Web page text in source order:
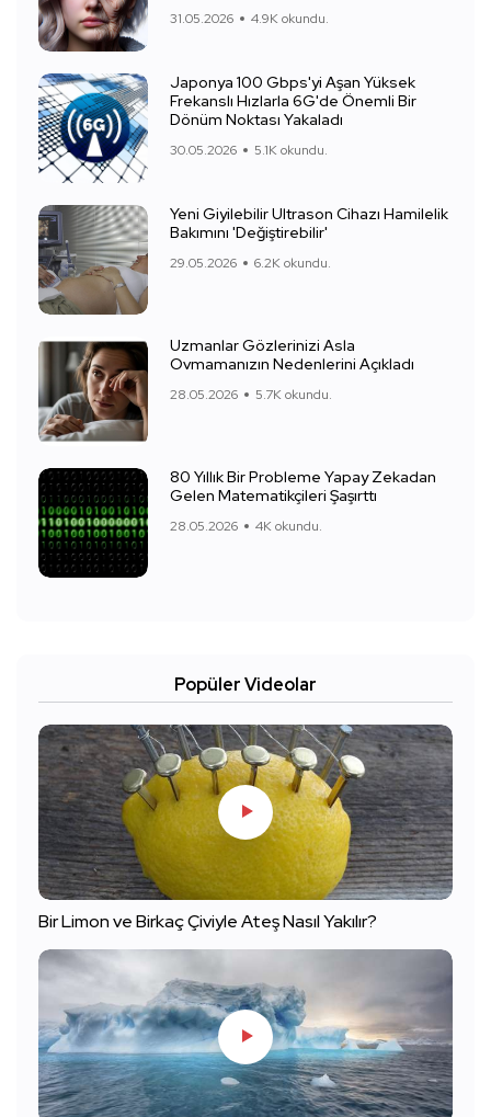
31.05.2026 4.9K okundu.
Japonya 100 Gbps'yi Aşan Yüksek
Frekanslı Hızlarla 6G'de Önemli Bir
Dönüm Noktası Yakaladı
30.05.2026 5.1K okundu.
Yeni Giyilebilir Ultrason Cihazı Hamilelik
Bakımını 'Değiştirebilir'
29.05.2026 6.2K okundu.
Uzmanlar Gözlerinizi Asla
Ovmamanızın Nedenlerini Açıkladı
28.05.2026 5.7K okundu.
80 Yıllık Bir Probleme Yapay Zekadan
Gelen Matematikçileri Şaşırttı
28.05.2026 4K okundu.
Popüler Videolar
Bir Limon ve Birkaç Çiviyle Ateş Nasıl Yakılır?